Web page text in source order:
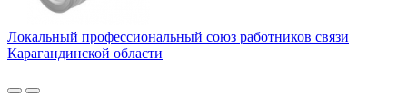
Локальный профессиональный союз работников связи
Карагандинской области